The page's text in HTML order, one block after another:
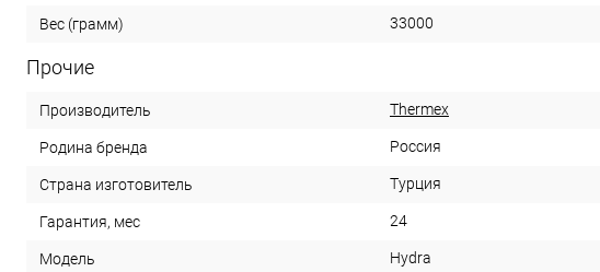
Вес (грамм) 33000
Прочие
Производитель Thermex
Родина бренда Россия
Страна изготовитель Турция
Гарантия, мес 24
Модель Hydra